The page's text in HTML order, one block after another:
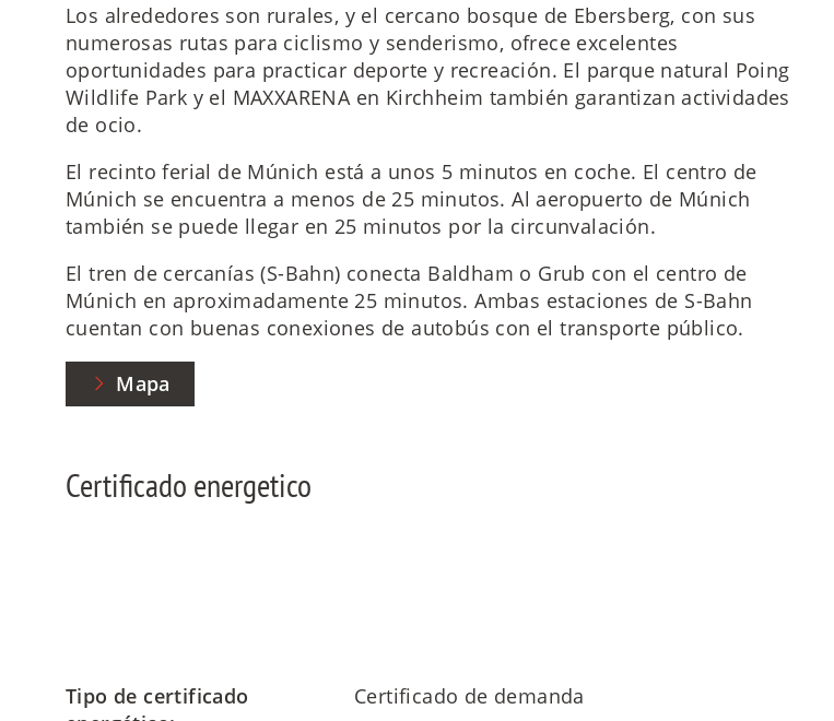
Los alrededores son rurales, y el cercano bosque de Ebersberg, con sus
numerosas rutas para ciclismo y senderismo, ofrece excelentes
oportunidades para practicar deporte y recreación. El parque natural Poing
Wildlife Park y el MAXXARENA en Kirchheim también garantizan actividades
de ocio.
El recinto ferial de Múnich está a unos 5 minutos en coche. El centro de
Múnich se encuentra a menos de 25 minutos. Al aeropuerto de Múnich
también se puede llegar en 25 minutos por la circunvalación.
El tren de cercanías (S-Bahn) conecta Baldham o Grub con el centro de
Múnich en aproximadamente 25 minutos. Ambas estaciones de S-Bahn
cuentan con buenas conexiones de autobús con el transporte público.
Mapa
Certificado energetico
Tipo de certificado
Certificado de demanda